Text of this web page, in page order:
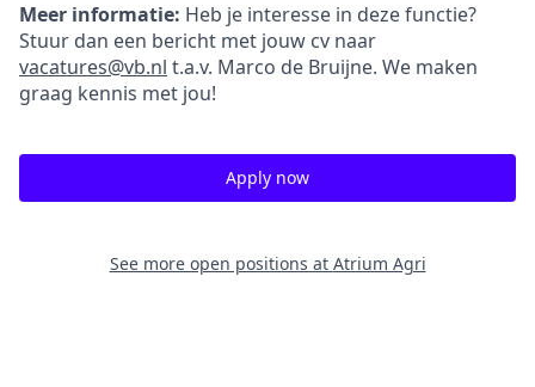
Meer informatie: Heb je interesse in deze functie?
Stuur dan een bericht met jouw cv naar
vacatures@vb.nl t.a.v. Marco de Bruijne. We maken
graag kennis met jou!
Apply now
See more open positions at Atrium Agri